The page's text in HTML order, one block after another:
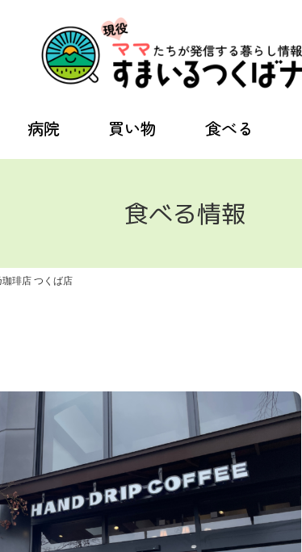
病院 買い物 食べる
食べる情報
琲店 つくば店